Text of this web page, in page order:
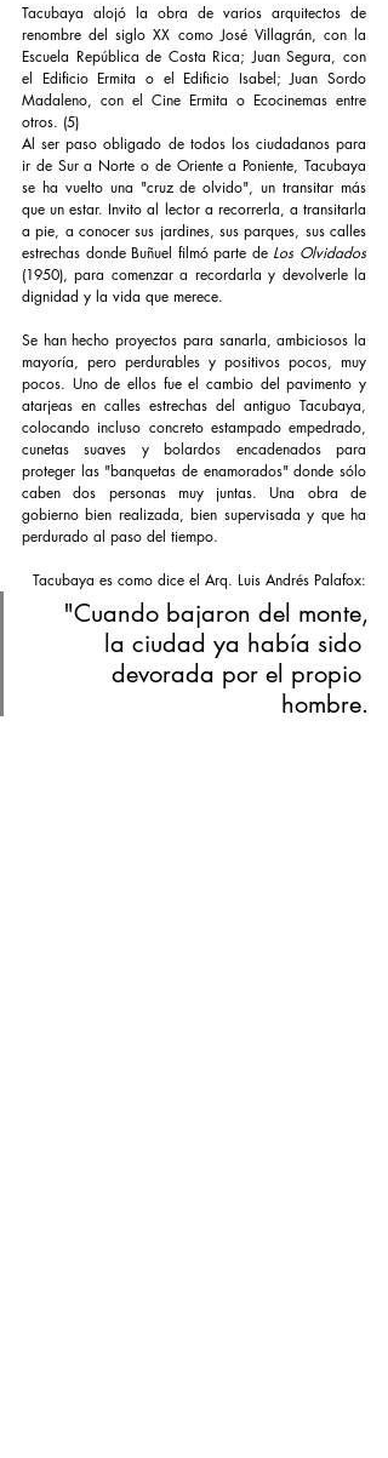
Tacubaya alojó la obra de varios arquitectos de
renombre del siglo XX como José Villagrán, con la
Escuela República de Costa Rica; Juan Segura, con
el Edificio Ermita o el Edificio Isabel; Juan Sordo
Madaleno, con el Cine Ermita o Ecocinemas entre
otros. (5)
Al ser paso obligado de todos los ciudadanos para
ir de Sur a Norte o de Oriente a Poniente, Tacubaya
se ha vuelto una "cruz de olvido", un transitar más
que un estar. Invito al lector a recorrerla, a transitarla
a pie, a conocer sus jardines, sus parques, sus calles
estrechas donde Buñuel filmó parte de Los Olvidados
(1950), para comenzar a recordarla y devolverle la
dignidad y la vida que merece.
Se han hecho proyectos para sanarla, ambiciosos la
mayoría, pero perdurables y positivos pocos, muy
pocos. Uno de ellos fue el cambio del pavimento y
atarjeas en calles estrechas del antiguo Tacubaya,
colocando incluso concreto estampado empedrado,
cunetas suaves y bolardos encadenados para
proteger las "banquetas de enamorados" donde sólo
caben dos personas muy juntas. Una obra de
gobierno bien realizada, bien supervisada y que ha
perdurado al paso del tiempo.
Tacubaya es como dice el Arq. Luis Andrés Palafox:
"Cuando bajaron del monte,
la ciudad ya había sido
devorada por el propio
hombre.